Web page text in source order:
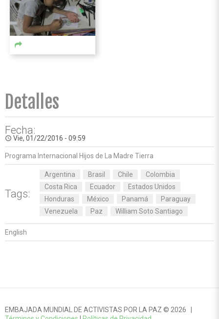
Detalles
Fecha:
access_time Vie, 01/22/2016 - 09:59
Programa Internacional Hijos de La Madre Tierra
Tags:
Argentina Brasil Chile
Colombia
Costa Rica
Ecuador
Estados Unidos
Honduras
México Panamá
Paraguay
Venezuela
Paz William Soto Santiago
English
EMBAJADA MUNDIAL DE ACTIVISTAS POR LA PAZ © 2026 |